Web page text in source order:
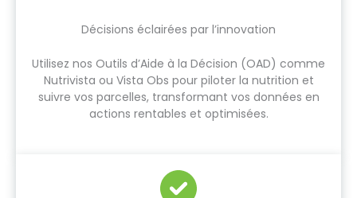
Décisions éclairées par l’innovation
Utilisez nos Outils d’Aide à la Décision (OAD) comme
Nutrivista ou Vista Obs pour piloter la nutrition et
suivre vos parcelles, transformant vos données en
actions rentables et optimisées.